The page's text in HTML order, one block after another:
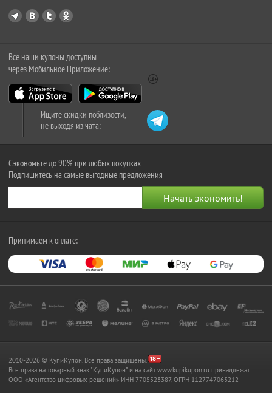
Все наши купоны доступны
через Мобильное Приложение:
Ищите скидки поблизости,
не выходя из чата:
Сэкономьте до 90% при любых покупках
Подпишитесь на самые выгодные предложения
Принимаем к оплате:
2010-2026 © КупиКупон. Все права защищены.
Все права на товарный знак "КупиКупон" и на сайт www.kupikupon.ru принадлежат
OOO «Агентство цифровых решений» ИНН 7705523387, ОГРН 1127747063212